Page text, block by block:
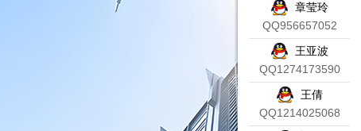
章莹玲
QQ956657052
王亚波
QQ1274173590
王倩
QQ1214025068